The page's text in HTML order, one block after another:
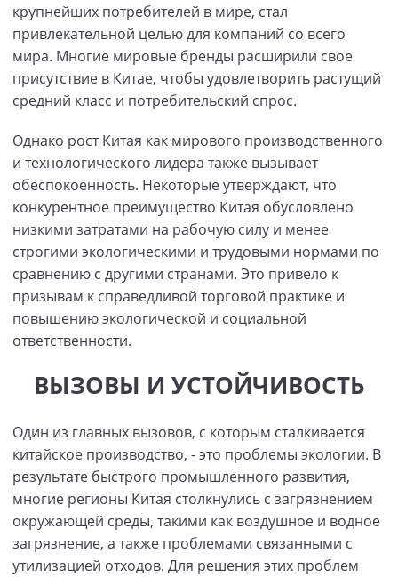
крупнейших потребителей в мире, стал
привлекательной целью для компаний со всего
мира. Многие мировые бренды расширили свое
присутствие в Китае, чтобы удовлетворить растущий
средний класс и потребительский спрос.
Однако рост Китая как мирового производственного
и технологического лидера также вызывает
обеспокоенность. Некоторые утверждают, что
конкурентное преимущество Китая обусловлено
низкими затратами на рабочую силу и менее
строгими экологическими и трудовыми нормами по
сравнению с другими странами. Это привело к
призывам к справедливой торговой практике и
повышению экологической и социальной
ответственности.
ВЫЗОВЫ И УСТОЙЧИВОСТЬ
Один из главных вызовов, с которым сталкивается
китайское производство, - это проблемы экологии. В
результате быстрого промышленного развития,
многие регионы Китая столкнулись с загрязнением
окружающей среды, такими как воздушное и водное
загрязнение, а также проблемами связанными с
утилизацией отходов. Для решения этих проблем